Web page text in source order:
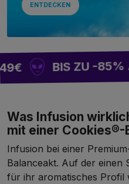
ENTDECKEN
BIS ZU -85% AUF
Was Infusion
mit einer Cookies®-
Infusion bei einer
Balanceakt. Auf der einen
für ihr aromatisches Profil